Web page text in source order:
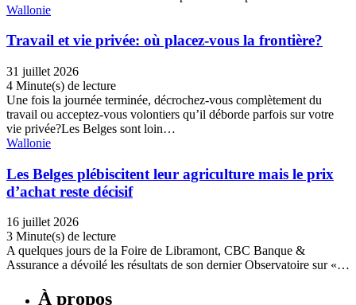
Wallonie
Travail et vie privée: où placez-vous la frontière?
31 juillet 2026
4 Minute(s) de lecture
Une fois la journée terminée, décrochez-vous complètement du
travail ou acceptez-vous volontiers qu’il déborde parfois sur votre
vie privée?Les Belges sont loin…
Wallonie
Les Belges plébiscitent leur agriculture mais le prix
d’achat reste décisif
16 juillet 2026
3 Minute(s) de lecture
A quelques jours de la Foire de Libramont, CBC Banque &
Assurance a dévoilé les résultats de son dernier Observatoire sur «…
À propos